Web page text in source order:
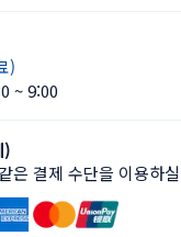
)
~ 9:00
)
은 결제 수단을 이용하